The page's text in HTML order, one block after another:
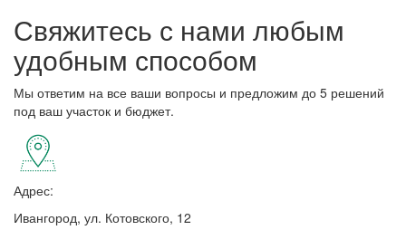
Свяжитесь с нами любым
удобным способом
Мы ответим на все ваши вопросы и предложим до 5 решений
под ваш участок и бюджет.
Адрес:
Ивангород, ул. Котовского, 12